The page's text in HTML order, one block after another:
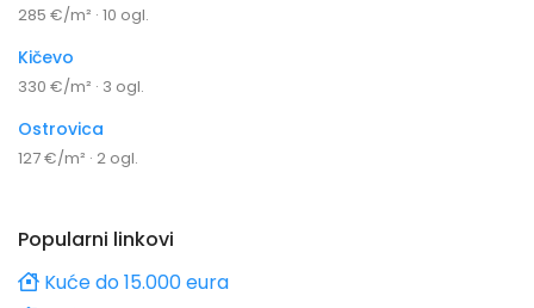
285 €/m² · 10 ogl.
Kičevo
330 €/m² · 3 ogl.
Ostrovica
127 €/m² · 2 ogl.
Popularni linkovi
Kuće do 15.000 eura